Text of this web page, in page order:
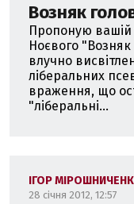
Возняк
Пропоную вашій
Ноєвого "Возняк
влучно
ліберальних
враження, що
"ліберальні...
ІГОР
28 січня 2012, 12:57